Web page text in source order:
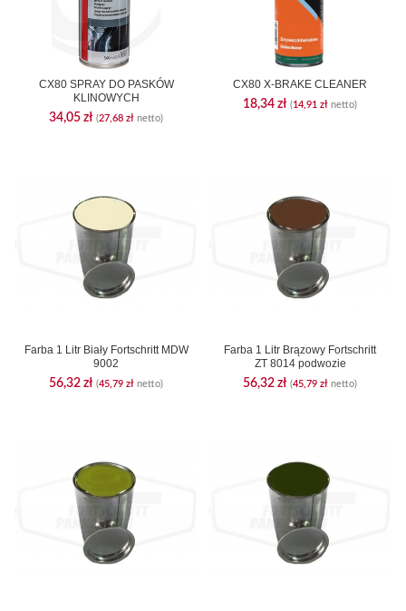
CX80 SPRAY DO PASKÓW
KLINOWYCH
34,05 zł (27,68 zł netto)
CX80 X-BRAKE CLEANER
18,34 zł (14,91 zł netto)
Farba 1 Litr Biały Fortschritt MDW
9002
56,32 zł (45,79 zł netto)
Farba 1 Litr Brązowy Fortschritt
ZT 8014 podwozie
56,32 zł (45,79 zł netto)